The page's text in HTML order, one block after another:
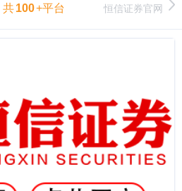
共100+平台 恒信证券官网